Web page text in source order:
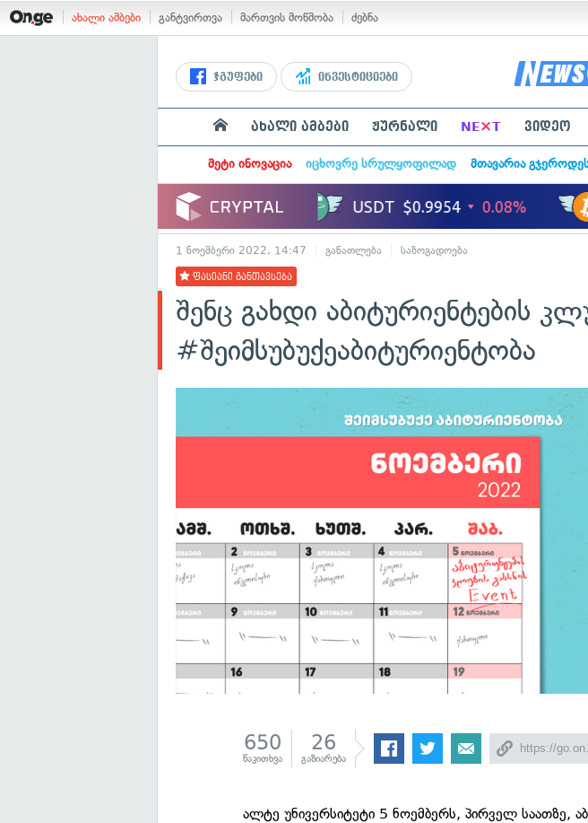
ახალი ამბები განტვირთვა მართვის მოწმობა ძებნა
ჯგუფები ინვესტიციები
ახალი ამბები ჟურნალი NE×T ვიდეო
მეტი ინოვაცია იცხოვრე სრულყოფილად მთავარია
1 ნოემბერი 2022, 14:47 განათლება საზოგადოება
ფასიანი განთავსება
შენც გახდი აბიტურიენტების
#შეიმსუბუქეაბიტურიენტობა
650
წაკითხვა
26
გაზიარება
ალტე უნივერსიტეტი 5 ნოემბერს, პირველ საათზე,